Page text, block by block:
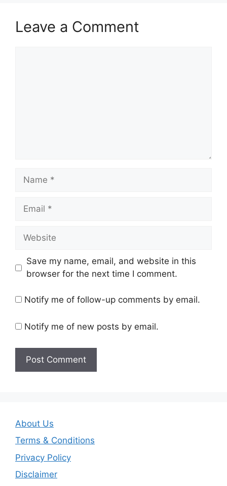
Leave a Comment
Name
Email
Website
Save my name, email, and website in this
browser for the next time I comment.
Notify me of follow-up comments by email.
Notify me of new posts by email.
About Us
Terms & Conditions
Privacy Policy
Disclaimer